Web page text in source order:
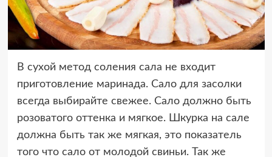
В сухой метод соления сала не входит
приготовление маринада. Сало для засолки
всегда выбирайте свежее. Сало должно быть
розоватого оттенка и мягкое. Шкурка на сале
должна быть так же мягкая, это показатель
того что сало от молодой свиньи. Так же